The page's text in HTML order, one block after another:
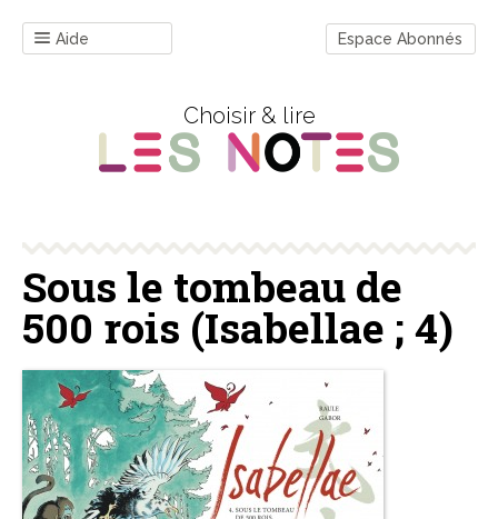
Aide Espace Abonnés
Choisir & lire
Sous le tombeau de
500 rois (Isabellae ; 4)